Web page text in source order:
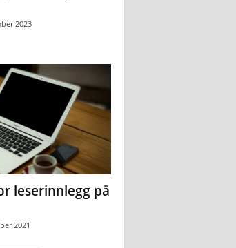
2023
leserinnlegg på
2021